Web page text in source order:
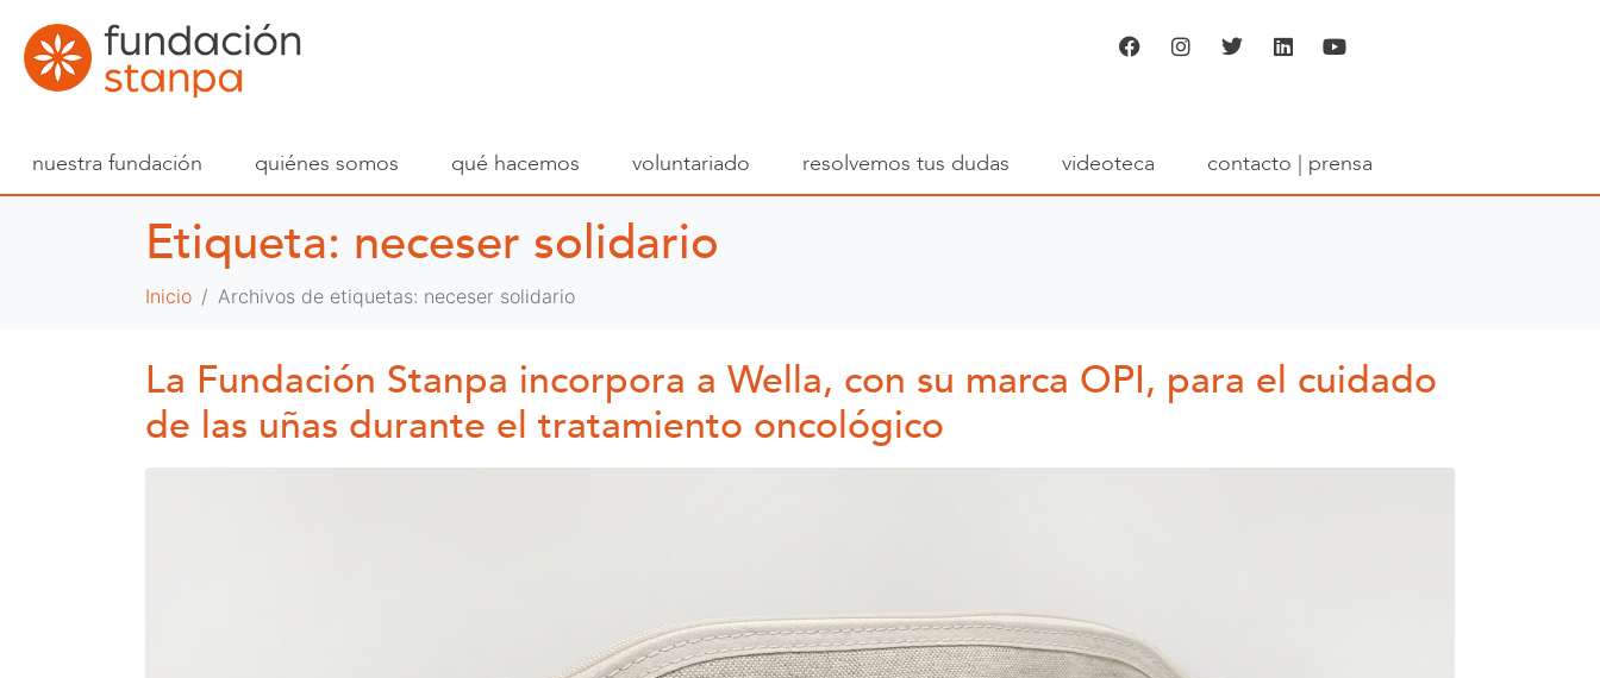
nuestra fundación quiénes somos qué hacemos voluntariado resolvemos tus dudas videoteca contacto | prensa
Etiqueta: neceser solidario
Inicio Archivos de etiquetas: neceser solidario
La Fundación Stanpa incorpora a Wella, con su marca OPI, para el cuidado
de las uñas durante el tratamiento oncológico